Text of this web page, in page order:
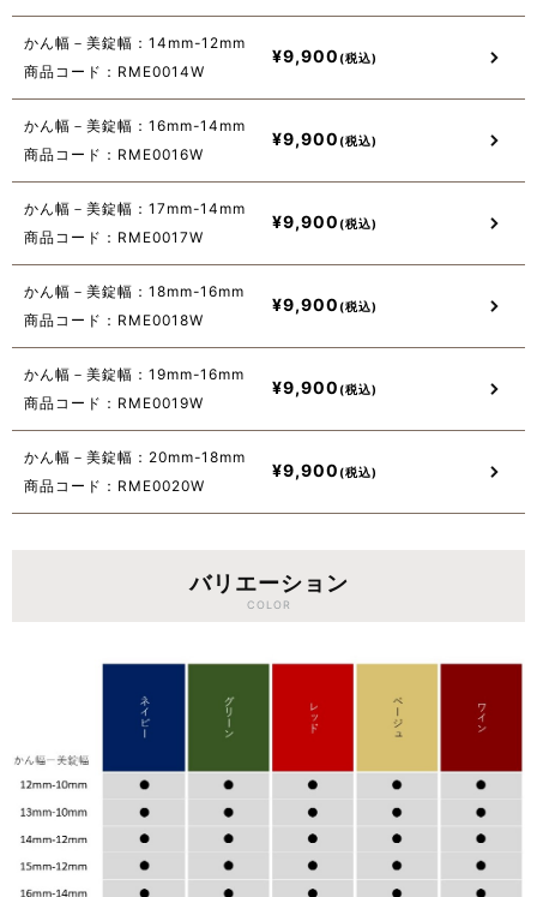
かん幅－美錠幅：14mm-12mm
商品コード：RME0014W
¥9,900
かん幅－美錠幅：16mm-14mm
商品コード：RME0016W
¥9,900
かん幅－美錠幅：17mm-14mm
商品コード：RME0017W
¥9,900
かん幅－美錠幅：18mm-16mm
商品コード：RME0018W
¥9,900
かん幅－美錠幅：19mm-16mm
商品コード：RME0019W
¥9,900
かん幅－美錠幅：20mm-18mm
商品コード：RME0020W
¥9,900
バリエーション
COLOR